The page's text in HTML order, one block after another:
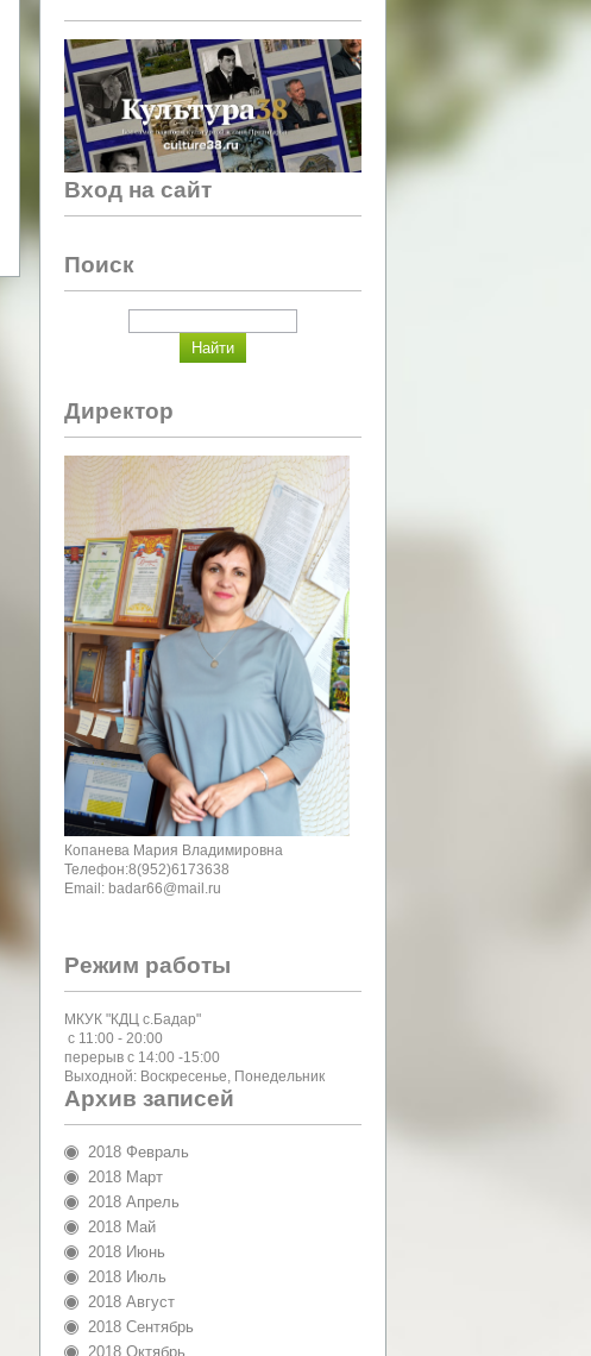
Вход на сайт
Поиск
Директор
Копанева Мария Владимировна
Телефон:8(952)6173638
Email: badar66@mail.ru
Режим работы
МКУК "КДЦ с.Бадар"
с 11:00 - 20:00
перерыв с 14:00 -15:00
Выходной: Воскресенье, Понедельник
Архив записей
2018 Февраль
2018 Март
2018 Апрель
2018 Май
2018 Июнь
2018 Июль
2018 Август
2018 Сентябрь
2018 Октябрь